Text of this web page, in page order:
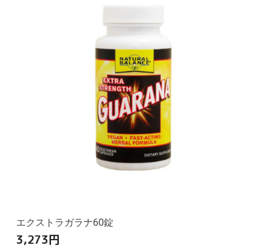
エクストラガラナ60錠
3,273円